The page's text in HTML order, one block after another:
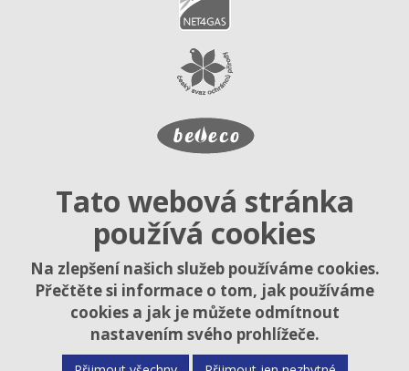
Tato webová stránka
používá cookies
Na zlepšení našich služeb používáme cookies.
Přečtěte si informace o tom, jak používáme
cookies a jak je můžete odmítnout
nastavením svého prohlížeče.